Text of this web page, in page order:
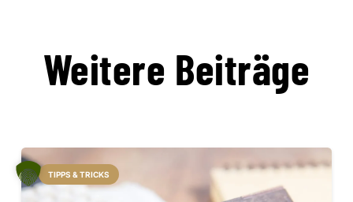
Weitere Beiträge
TIPPS & TRICKS